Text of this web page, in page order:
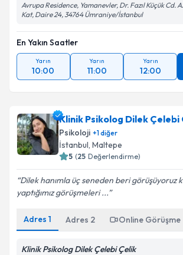
Avrupa Residence, Yamanevler, Dr. Fazıl Küçük Cd.
Kat, Daire 24, 34764 Ümraniye/İstanbul
En Yakın Saatler
Yarın
10:00
Yarın
11:00
Yarın
12:00
Klinik Psikolog Dilek Çelebi
Psikoloji +1diğer
İstanbul, Maltepe
5 (25 Değerlendirme)
Dilek hanımla üç seneden beri görüşüyoruz
yaptığımız görüşmeleri ...
Adres 1 Adres 2 Online Görüşme
Klinik Psikolog Dilek Çelebi Çelik